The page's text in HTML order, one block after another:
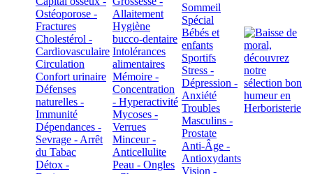
Ostéoporose -
Fractures
Cholestérol -
Cardiovasculaire
Circulation
Confort urinaire
Défenses
naturelles -
Immunité
Dépendances -
Sevrage - Arrêt
du Tabac
Détox -
Allaitement
Hygiène
bucco-dentaire
Intolérances
alimentaires
Mémoire -
Concentration
- Hyperactivité
Mycoses -
Verrues
Minceur -
Anticellulite
Peau - Ongles
Sommeil
Spécial
Bébés et
enfants
Sportifs
Stress -
Dépression -
Anxiété
Troubles
Masculins -
Prostate
Anti-Âge -
Antioxydants
Vision -